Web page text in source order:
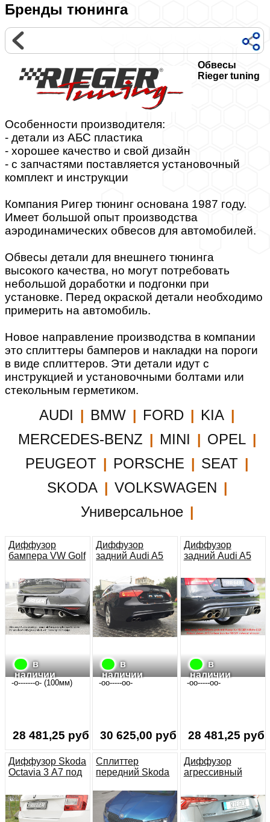
Бренды тюнинга
Обвесы
Rieger tuning
Особенности производителя:
- детали из АБС пластика
- хорошее качество и свой дизайн
- с запчастями поставляется установочный
комплект и инструкции
Компания Ригер тюнинг основана 1987 году.
Имеет большой опыт производства
аэродинамических обвесов для автомобилей.
Обвесы детали для внешнего тюнинга
высокого качества, но могут потребовать
небольшой доработки и подгонки при
установке. Перед окраской детали необходимо
примерить на автомобиль.
Новое направление производства в компании
это сплиттеры бамперов и накладки на пороги
в виде сплиттеров. Эти детали идут с
инструкцией и установочными болтами или
стекольным герметиком.
AUDI | BMW | FORD | KIA |
MERCEDES-BENZ | MINI | OPEL |
PEUGEOT | PORSCHE | SEAT |
SKODA | VOLKSWAGEN |
Универсальное |
Диффузор
бампера VW Golf
(черный глянец)
в
наличии
-o-------o- (100мм)
28 481,25 руб.
Диффузор
задний Audi A5
Cabrio 07-11
в
наличии
-oo-----oo-
30 625,00 руб.
Диффузор
задний Audi A5
спортбек 07-11
дорестайлинг
в
наличии
-oo-----oo-
28 481,25 руб.
Диффузор Skoda
Octavia 3 А7 под
Сплиттер
передний Skoda
дорест
Диффузор
агрессивный
А8 RS глянец
черный